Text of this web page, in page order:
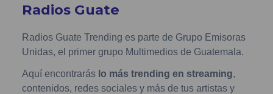
Radios Guate
Radios Guate Trending es parte de Grupo Emisoras
Unidas, el primer grupo Multimedios de Guatemala.
Aquí encontrarás lo más trending en streaming,
contenidos, redes sociales y más de tus artistas y